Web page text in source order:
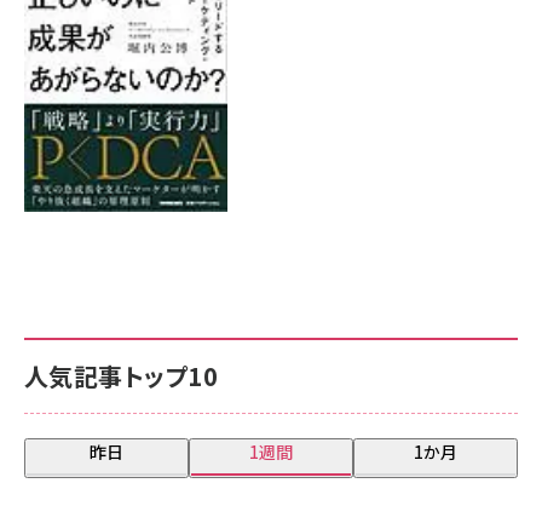
人気記事トップ10
昨日 1週間 1か月
8月7日 10:00